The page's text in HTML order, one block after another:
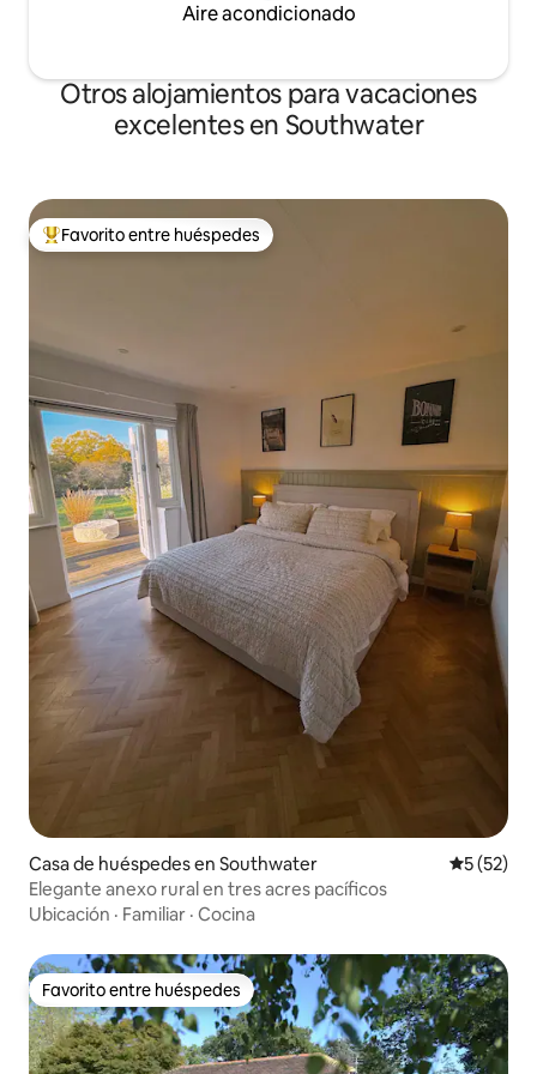
Aire acondicionado
Otros alojamientos para vacaciones
excelentes en Southwater
Favorito entre huéspedes preferido
Favorito entre huéspedes
Casa de huéspedes en Southwater
5 (52)
Elegante anexo rural en tres acres pacíficos
Ubicación · Familiar · Cocina
Favorito entre huéspedes
Favorito entre huéspedes